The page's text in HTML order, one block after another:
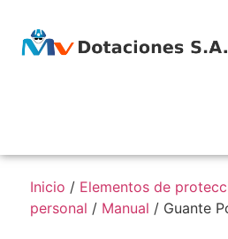
Inicio / Elementos de
personal / Manual / Guante